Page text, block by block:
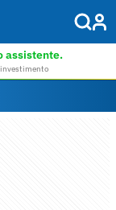
assistente.
investimento